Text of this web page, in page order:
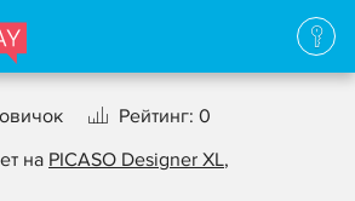
Рейтинг: 0
на PICASO Designer XL,